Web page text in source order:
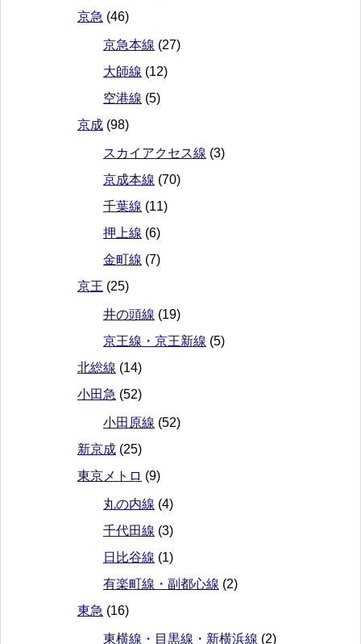
京急 (46)
京急本線 (27)
大師線 (12)
空港線 (5)
京成 (98)
スカイアクセス線 (3)
京成本線 (70)
千葉線 (11)
押上線 (6)
金町線 (7)
京王 (25)
井の頭線 (19)
京王線・京王新線 (5)
北総線 (14)
小田急 (52)
小田原線 (52)
新京成 (25)
東京メトロ (9)
丸の内線 (4)
千代田線 (3)
日比谷線 (1)
有楽町線・副都心線 (2)
東急 (16)
東横線・目黒線・新横浜線 (2)